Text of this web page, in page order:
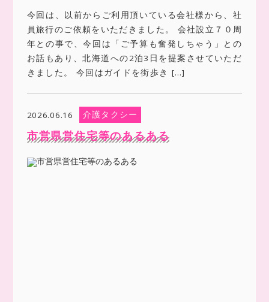
今回は、以前からご利用頂いている会社様から、社
員旅行のご依頼をいただきました。 会社設立７０周
年との事で、今回は「ご予算も奮発しちゃう」との
お話もあり、北海道への2泊3日を提案させていただ
きました。 今回はガイドを街歩き […]
2026.06.16 介護タクシー
市営県営住宅等のあるある